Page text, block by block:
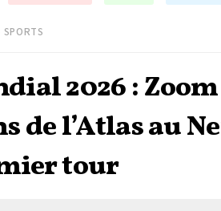
SPORTS
2026 :
de l’Atlas au
tour